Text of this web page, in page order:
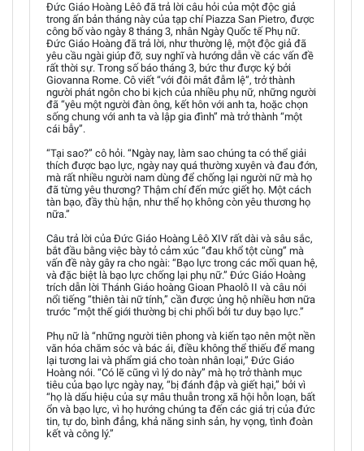
Đức Giáo Hoàng Lêô đã trả lời câu hỏi của một độc giả
trong ấn bản tháng này của tạp chí Piazza San Pietro, được
công bố vào ngày 8 tháng 3, nhân Ngày Quốc tế Phụ nữ.
Đức Giáo Hoàng đã trả lời, như thường lệ, một độc giả đã
yêu cầu ngài giúp đỡ, suy nghĩ và hướng dẫn về các vấn đề
rất thời sự. Trong số báo tháng 3, bức thư được ký bởi
Giovanna Rome. Cô viết “với đôi mắt đẫm lệ”, trở thành
người phát ngôn cho bi kịch của nhiều phụ nữ, những người
đã “yêu một người đàn ông, kết hôn với anh ta, hoặc chọn
sống chung với anh ta và lập gia đình” mà trở thành “một
cái bẫy”.
“Tại sao?” cô hỏi. “Ngày nay, làm sao chúng ta có thể giải
thích được bạo lực, ngày nay quá thường xuyên và đau đớn,
mà rất nhiều người nam dùng để chống lại người nữ mà họ
đã từng yêu thương? Thậm chí đến mức giết họ. Một cách
tàn bạo, đầy thù hận, như thể họ không còn yêu thương họ
nữa.”
Câu trả lời của Đức Giáo Hoàng Lêô XIV rất dài và sâu sắc,
bắt đầu bằng việc bày tỏ cảm xúc “đau khổ tột cùng” mà
vấn đề này gây ra cho ngài: “Bạo lực trong các mối quan hệ,
và đặc biệt là bạo lực chống lại phụ nữ.” Đức Giáo Hoàng
trích dẫn lời Thánh Giáo hoàng Gioan Phaolô II và câu nói
nổi tiếng “thiên tài nữ tính,” cần được ủng hộ nhiều hơn nữa
trước “một thế giới thường bị chi phối bởi tư duy bạo lực.”
Phụ nữ là “những người tiên phong và kiến tạo nên một nền
văn hóa chăm sóc và bác ái, điều không thể thiếu để mang
lại tương lai và phẩm giá cho toàn nhân loại,” Đức Giáo
Hoàng nói. “Có lẽ cũng vì lý do này” mà họ trở thành mục
tiêu của bạo lực ngày nay, “bị đánh đập và giết hại,” bởi vì
“họ là dấu hiệu của sự mâu thuẫn trong xã hội hỗn loạn, bất
ổn và bạo lực, vì họ hướng chúng ta đến các giá trị của đức
tin, tự do, bình đẳng, khả năng sinh sản, hy vọng, tình đoàn
kết và công lý.”